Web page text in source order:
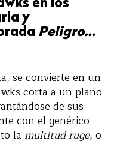
en los
y
Peligro…
se convierte en un
corta a un plano
de sus
con el genérico
la multitud ruge, o